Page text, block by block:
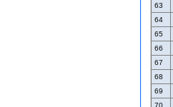
63
64
65
66
67
68
69
70